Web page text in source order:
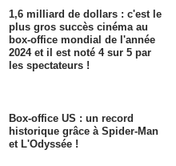
1,6 milliard de dollars : c'est le
plus gros succès cinéma au
box-office mondial de l'année
2024 et il est noté 4 sur 5 par
les spectateurs !
Box-office US : un record
historique grâce à Spider-Man
et L'Odyssée !